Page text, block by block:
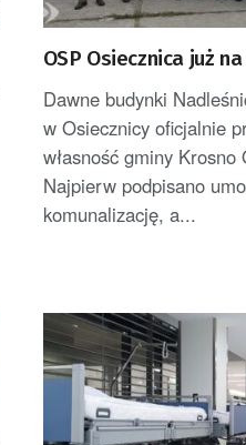
OSP Osiecznica już
Dawne budynki
w Osiecznicy oficjalnie
własność gminy Krosno
Najpierw podpisano
komunalizację, a...